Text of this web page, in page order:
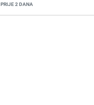
PRIJE 2 DANA